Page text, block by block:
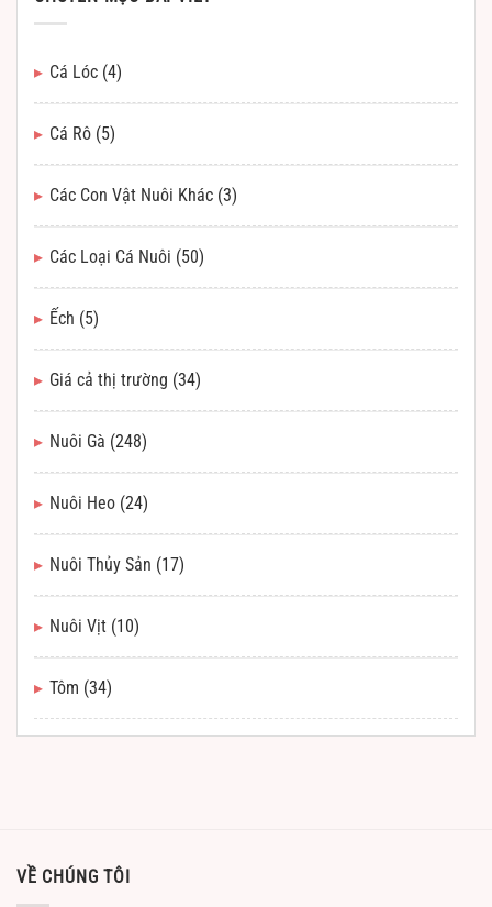
Cá Lóc (4)
Cá Rô (5)
Các Con Vật Nuôi Khác (3)
Các Loại Cá Nuôi (50)
Ếch (5)
Giá cả thị trường (34)
Nuôi Gà (248)
Nuôi Heo (24)
Nuôi Thủy Sản (17)
Nuôi Vịt (10)
Tôm (34)
VỀ CHÚNG TÔI